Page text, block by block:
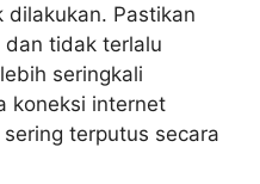
Pastikan
tidak terlalu
seringkali
koneksi internet
terputus secara